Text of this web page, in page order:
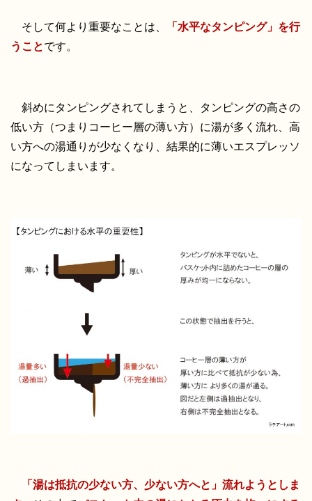
そして何より重要なことは、
「水平なタンピング」を行
うことです。
斜めにタンピングされてしまうと、タンピングの高さの
低い方（つまりコーヒー層の薄い方）に湯が多く流れ、高
い方への湯通りが少なくなり、結果的に薄いエスプレッソ
になってしまいます。
「湯は抵抗の少ない方、少ない方へと」流れようとしま